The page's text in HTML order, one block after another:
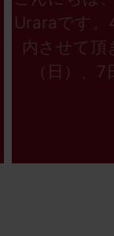
Uraraです。
内させて頂
（日）、